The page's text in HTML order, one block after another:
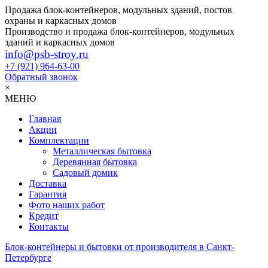
Продажа блок-контейнеров, модульных зданий, постов
охраны и каркасных домов
Производство и продажа блок-контейнеров, модульных
зданий и каркасных домов
info@psb-stroy.ru
+7 (921) 964-63-00
Обратный звонок
×
МЕНЮ
Главная
Акции
Комплектации
Металлическая бытовка
Деревянная бытовка
Садовый домик
Доставка
Гарантия
Фото наших работ
Кредит
Контакты
Блок-контейнеры и бытовки от производителя в Санкт-
Петербурге